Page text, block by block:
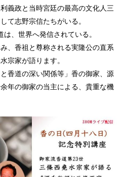
義政と当時宮廷の最高の文化人三
て志野宗信たちがいる。
、世界へ発信されている。
、香祖と尊称される実隆公の直系
宗家が語ります。
香道の深い関係等」香の御家、源
年の御家の当主による、貴重な機